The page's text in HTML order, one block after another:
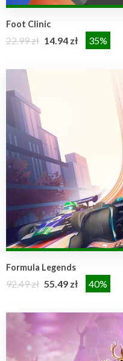
Foot Clinic
22.99 zł 14.94 zł 35%
Formula Legends
92.49 zł 55.49 zł 40%